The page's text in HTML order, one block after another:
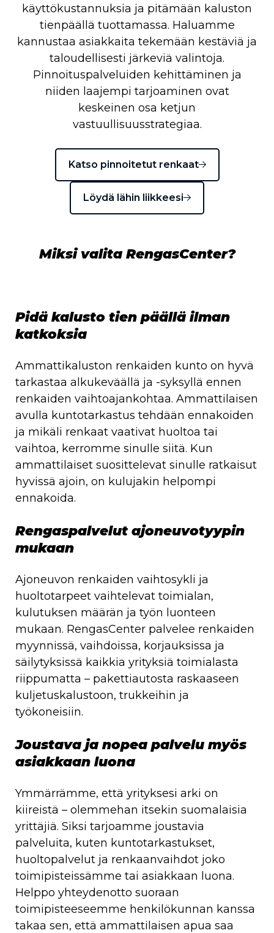
käyttökustannuksia ja pitämään kaluston
tienpäällä tuottamassa. Haluamme
kannustaa asiakkaita tekemään kestäviä ja
taloudellisesti järkeviä valintoja.
Pinnoituspalveluiden kehittäminen ja
niiden laajempi tarjoaminen ovat
keskeinen osa ketjun
vastuullisuusstrategiaa.
Katso pinnoitetut renkaat
Löydä lähin liikkeesi
Miksi valita RengasCenter?
Pidä kalusto tien päällä ilman
katkoksia
Ammattikaluston renkaiden kunto on hyvä
tarkastaa alkukeväällä ja -syksyllä ennen
renkaiden vaihtoajankohtaa. Ammattilaisen
avulla kuntotarkastus tehdään ennakoiden
ja mikäli renkaat vaativat huoltoa tai
vaihtoa, kerromme sinulle siitä. Kun
ammattilaiset suosittelevat sinulle ratkaisut
hyvissä ajoin, on kulujakin helpompi
ennakoida.
Rengaspalvelut ajoneuvotyypin
mukaan
Ajoneuvon renkaiden vaihtosykli ja
huoltotarpeet vaihtelevat toimialan,
kulutuksen määrän ja työn luonteen
mukaan. RengasCenter palvelee renkaiden
myynnissä, vaihdoissa, korjauksissa ja
säilytyksissä kaikkia yrityksiä toimialasta
riippumatta – pakettiautosta raskaaseen
kuljetuskalustoon, trukkeihin ja
työkoneisiin.
Joustava ja nopea palvelu myös
asiakkaan luona
Ymmärrämme, että yrityksesi arki on
kiireistä – olemmehan itsekin suomalaisia
yrittäjiä. Siksi tarjoamme joustavia
palveluita, kuten kuntotarkastukset,
huoltopalvelut ja renkaanvaihdot joko
toimipisteissämme tai asiakkaan luona.
Helppo yhteydenotto suoraan
toimipisteeseemme henkilökunnan kanssa
takaa sen, että ammattilaisen apua saa